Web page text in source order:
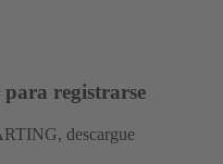
para registrarse
descargue